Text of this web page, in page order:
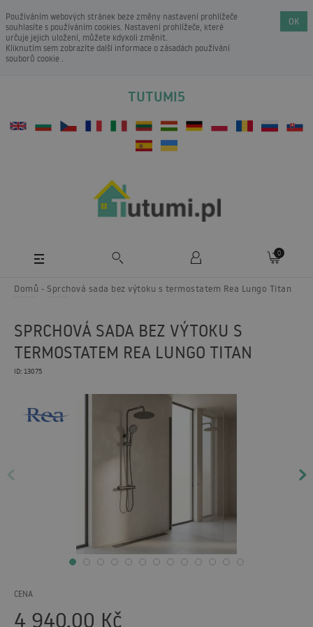
Používáním webových stránek beze změny nastavení prohlížeče
souhlasíte s používáním cookies. Nastavení prohlížeče, které
určuje jejich uložení, můžete kdykoli změnit.
Kliknutím sem zobrazíte další informace o zásadách používání
souborů cookie .
OK
TUTUMI5
0
Domů Sprchová sada bez výtoku s termostatem Rea Lungo Titan
SPRCHOVÁ SADA BEZ VÝTOKU S
TERMOSTATEM REA LUNGO TITAN
ID: 13075
CENA
4 940,00 Kč